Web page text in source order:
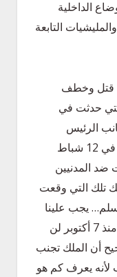
الداخلية
التابعة
قتل وخطف
التي حدثت في
الرئيس
الأمريكي جو بايدن في البيت الأبيض في 12 شباط
ضد المدنيين
تلك التي وقعت
مسلم… يجب علينا
التأكد من أن فظائع الأشهر الماضية منذ 7 أكتوبر لن
أن الملك تجنب
لأنه يعرف كم هو